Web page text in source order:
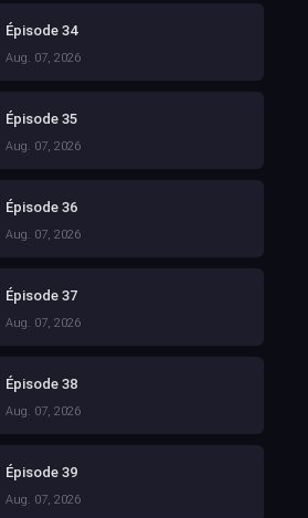
Épisode 34
Aug. 07, 2026
Épisode 35
Aug. 07, 2026
Épisode 36
Aug. 07, 2026
Épisode 37
Aug. 07, 2026
Épisode 38
Aug. 07, 2026
Épisode 39
Aug. 07, 2026